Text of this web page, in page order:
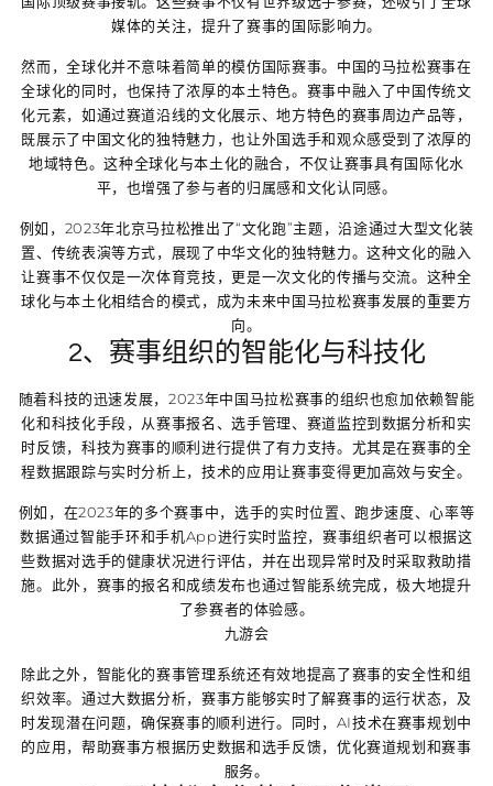
媒体的关注，提升了赛事的国际影响力。
然而，全球化并不意味着简单的模仿国际赛事。中国的马拉松赛事在
全球化的同时，也保持了浓厚的本土特色。赛事中融入了中国传统文
化元素，如通过赛道沿线的文化展示、地方特色的赛事周边产品等，
既展示了中国文化的独特魅力，也让外国选手和观众感受到了浓厚的
地域特色。这种全球化与本土化的融合，不仅让赛事具有国际化水
平，也增强了参与者的归属感和文化认同感。
例如，2023年北京马拉松推出了“文化跑”主题，沿途通过大型文化装
置、传统表演等方式，展现了中华文化的独特魅力。这种文化的融入
让赛事不仅仅是一次体育竞技，更是一次文化的传播与交流。这种全
球化与本土化相结合的模式，成为未来中国马拉松赛事发展的重要方
向。
2、赛事组织的智能化与科技化
随着科技的迅速发展，2023年中国马拉松赛事的组织也愈加依赖智能
化和科技化手段，从赛事报名、选手管理、赛道监控到数据分析和实
时反馈，科技为赛事的顺利进行提供了有力支持。尤其是在赛事的全
程数据跟踪与实时分析上，技术的应用让赛事变得更加高效与安全。
例如，在2023年的多个赛事中，选手的实时位置、跑步速度、心率等
数据通过智能手环和手机App进行实时监控，赛事组织者可以根据这
些数据对选手的健康状况进行评估，并在出现异常时及时采取救助措
施。此外，赛事的报名和成绩发布也通过智能系统完成，极大地提升
了参赛者的体验感。
九游会
除此之外，智能化的赛事管理系统还有效地提高了赛事的安全性和组
织效率。通过大数据分析，赛事方能够实时了解赛事的运行状态，及
时发现潜在问题，确保赛事的顺利进行。同时，AI技术在赛事规划中
的应用，帮助赛事方根据历史数据和选手反馈，优化赛道规划和赛事
服务。